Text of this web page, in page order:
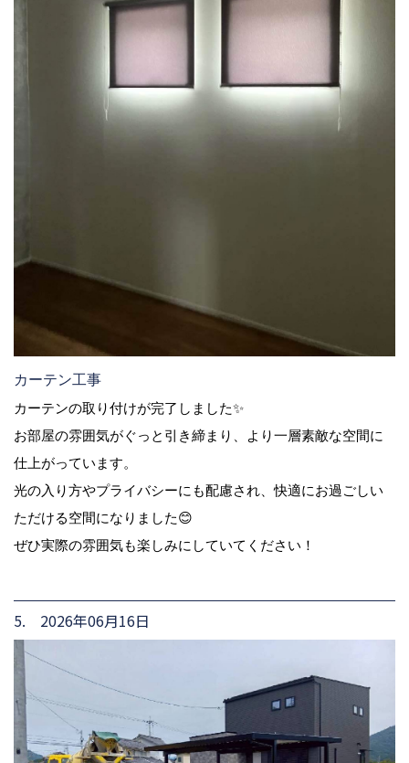
カーテン工事
カーテンの取り付けが完了しました✨
お部屋の雰囲気がぐっと引き締まり、より一層素敵な空間に
仕上がっています。
光の入り方やプライバシーにも配慮され、快適にお過ごしい
ただける空間になりました😊
ぜひ実際の雰囲気も楽しみにしていてください！
5. 2026年06月16日